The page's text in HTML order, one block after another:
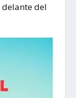
delante del